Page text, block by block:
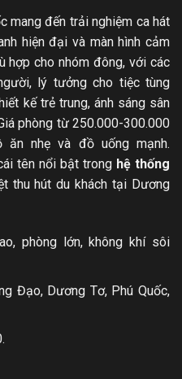
mang đến trải nghiệm ca hát
hiện đại và màn hình cảm
hợp cho nhóm đông, với các
lý tưởng cho tiệc tùng
kế trẻ trung, ánh sáng sân
phòng từ 250.000-300.000
nhẹ và đồ uống mạnh.
tên nổi bật trong hệ thống
thu hút du khách tại Dương
phòng lớn, không khí sôi
Đạo, Dương Tơ, Phú Quốc,